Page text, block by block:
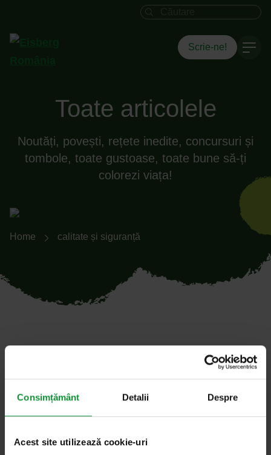
Consimțământ Detalii Despre
Acest site utilizează cookie-uri
Câmpul de căutare
Scrie-ne!
Toate articolele
Noutăți, povești, rețete inedite, concursuri și
tombole, toate gustoase, toate bune să-ți
colorezi viața!
Breadcrumb-Navigation
Home calitate și siguranță
Toate articolele cu cuvântul
cheie „calitate și siguranță”
Gastro Star. (18.01.2019). Bild Christoph Kaminski
17. iunie 2026
Știri